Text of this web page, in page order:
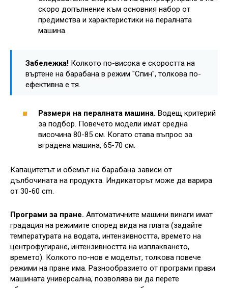
скоро допълнение към основния набор от
предимства и характеристики на пералната
машина.
Забележка! Колкото по-висока е скоростта на
въртене на барабана в режим "Спин", толкова по-
ефективна е тя.
Размери на пералната машина. Водещ критерий
за подбор. Повечето модели имат средна
височина 80-85 см. Когато става въпрос за
вградена машина, 65-70 см.
Капацитетът и обемът на барабана зависи от
дълбочината на продукта. Индикаторът може да варира
от 30-60 cm.
Програми за пране. Автоматичните машини винаги имат
градация на режимите според вида на плата (задайте
температурата на водата, интензивността, времето на
центрофугиране, интензивността на изплакването,
времето). Колкото по-нов е моделът, толкова повече
режими на пране има. Разнообразието от програми прави
машината универсална, позволява ви да перете